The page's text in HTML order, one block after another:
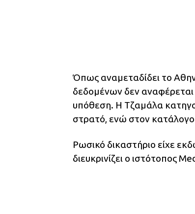
Όπως αναμεταδίδει το
δεδομένων δεν αναφέρεται
υπόθεση. Η Τζαμάλα
στρατό, ενώ στον
Ρωσικό δικαστήριο είχε
διευκρινίζει ο ιστότοπος